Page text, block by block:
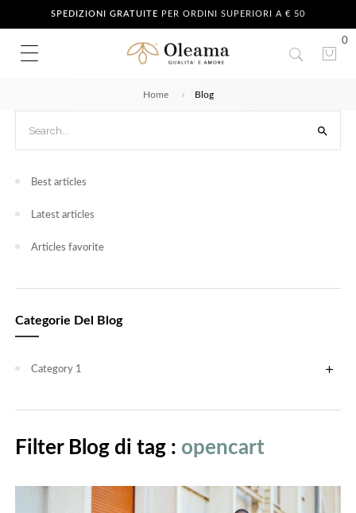
SPEDIZIONI GRATUITE PER ORDINI SUPERIORI A € 50
0
Home Blog

Best articles
Latest articles
Articles favorite
Categorie Del Blog
Category 1 add
Filter Blog di tag : opencart